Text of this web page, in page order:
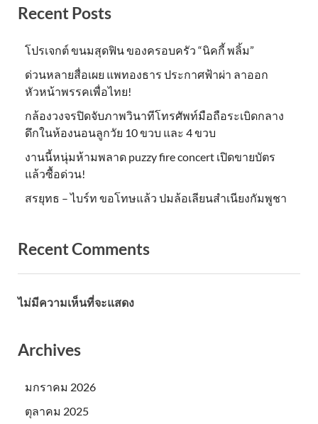
Recent Posts
โปรเจกต์ ขนมสุดฟิน ของครอบครัว “นิคกี้ พลิ้ม”
ด่วนหลายสื่อเผย แพทองธาร ประกาศฟ้าผ่า ลาออก
หัวหน้าพรรคเพื่อไทย!
กล้องวงจรปิดจับภาพวินาทีโทรศัพท์มือถือระเบิดกลาง
ดึกในห้องนอนลูกวัย 10 ขวบ และ 4 ขวบ
งานนี้หนุ่มห้ามพลาด puzzy fire concert เปิดขายบัตร
แล้วซื้อด่วน!
สรยุทธ – ไบร์ท ขอโทษแล้ว ปมล้อเลียนสำเนียงกัมพูชา
Recent Comments
ไม่มีความเห็นที่จะแสดง
Archives
มกราคม 2026
ตุลาคม 2025